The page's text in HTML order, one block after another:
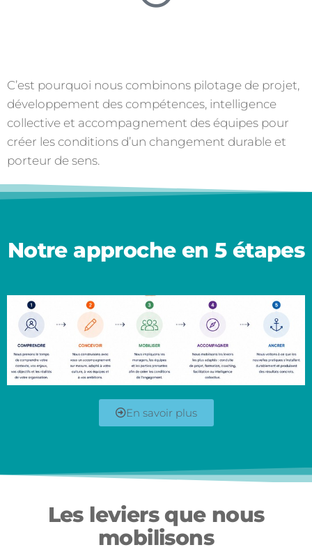
C’est pourquoi nous combinons pilotage de projet,
développement des compétences, intelligence
collective et accompagnement des équipes pour
créer les conditions d’un changement durable et
porteur de sens.
Notre approche en 5 étapes
En savoir plus
Les leviers que nous
mobilisons